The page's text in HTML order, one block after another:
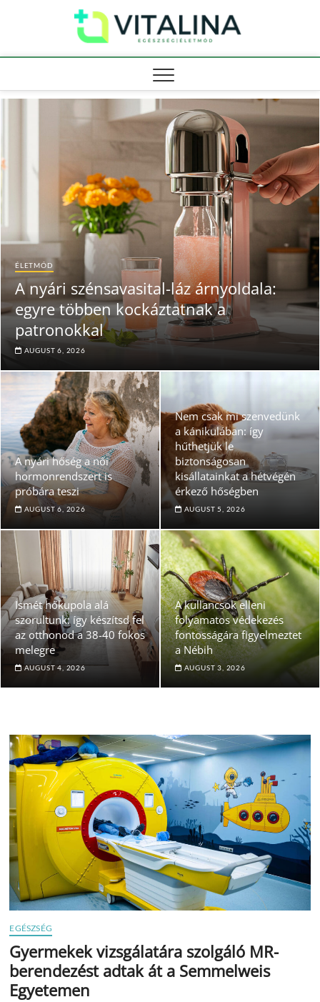
ÉLETMÓD
A nyári szénsavasital-láz árnyoldala:
egyre többen kockáztatnak a
patronokkal
AUGUST 6, 2026
A nyári hőség a női
hormonrendszert is
próbára teszi
AUGUST 6, 2026
Nem csak mi szenvedünk
a kánikulában: így
hűthetjük le
biztonságosan
kisállatainkat a hétvégén
érkező hőségben
AUGUST 5, 2026
Ismét hőkupola alá
szorultunk: így készítsd fel
az otthonod a 38-40 fokos
melegre
AUGUST 4, 2026
A kullancsok elleni
folyamatos védekezés
fontosságára figyelmeztet
a Nébih
AUGUST 3, 2026
EGÉSZSÉG
Gyermekek vizsgálatára szolgáló MR-
berendezést adtak át a Semmelweis
Egyetemen